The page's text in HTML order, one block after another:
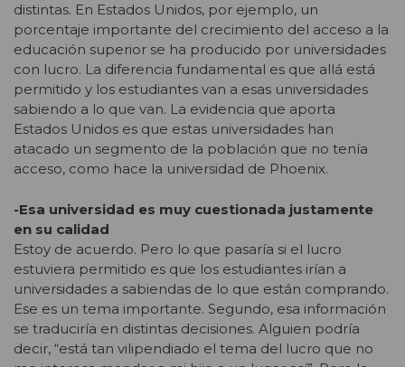
distintas. En Estados Unidos, por ejemplo, un
porcentaje importante del crecimiento del acceso a la
educación superior se ha producido por universidades
con lucro. La diferencia fundamental es que allá está
permitido y los estudiantes van a esas universidades
sabiendo a lo que van. La evidencia que aporta
Estados Unidos es que estas universidades han
atacado un segmento de la población que no tenía
acceso, como hace la universidad de Phoenix.
-Esa universidad es muy cuestionada justamente
en su calidad
Estoy de acuerdo. Pero lo que pasaría si el lucro
estuviera permitido es que los estudiantes irían a
universidades a sabiendas de lo que están comprando.
Ese es un tema importante. Segundo, esa información
se traduciría en distintas decisiones. Alguien podría
decir, “está tan vilipendiado el tema del lucro que no